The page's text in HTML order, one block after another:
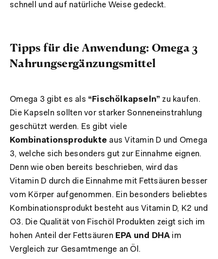
schnell und auf natürliche Weise gedeckt.
Tipps für die Anwendung: Omega 3
Nahrungsergänzungsmittel
Omega 3 gibt es als “Fischölkapseln” zu kaufen.
Die Kapseln sollten vor starker Sonneneinstrahlung
geschützt werden. Es gibt viele
Kombinationsprodukte aus Vitamin D und Omega
3, welche sich besonders gut zur Einnahme eignen.
Denn wie oben bereits beschrieben, wird das
Vitamin D durch die Einnahme mit Fettsäuren besser
vom Körper aufgenommen. Ein besonders beliebtes
Kombinationsprodukt besteht aus Vitamin D, K2 und
O3. Die Qualität von Fischöl Produkten zeigt sich im
hohen Anteil der Fettsäuren EPA und DHA im
Vergleich zur Gesamtmenge an Öl.